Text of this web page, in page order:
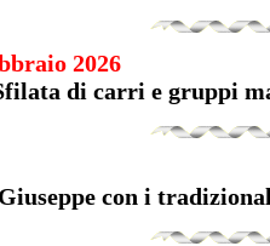
2026
di carri e gruppi
con i